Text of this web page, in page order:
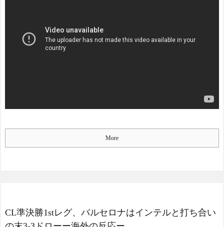
More
CL準決勝1stレグ、バルセロナはインテルと打ち合い